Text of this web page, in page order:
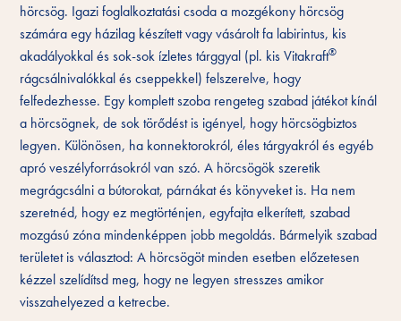
hörcsög. Igazi foglalkoztatási csoda a mozgékony hörcsög
számára egy házilag készített vagy vásárolt fa labirintus, kis
akadályokkal és sok-sok ízletes tárggyal (pl. kis Vitakraft®
rágcsálnivalókkal és cseppekkel) felszerelve, hogy
felfedezhesse. Egy komplett szoba rengeteg szabad játékot kínál
a hörcsögnek, de sok törődést is igényel, hogy hörcsögbiztos
legyen. Különösen, ha konnektorokról, éles tárgyakról és egyéb
apró veszélyforrásokról van szó. A hörcsögök szeretik
megrágcsálni a bútorokat, párnákat és könyveket is. Ha nem
szeretnéd, hogy ez megtörténjen, egyfajta elkerített, szabad
mozgású zóna mindenképpen jobb megoldás. Bármelyik szabad
területet is választod: A hörcsögöt minden esetben előzetesen
kézzel szelídítsd meg, hogy ne legyen stresszes amikor
visszahelyezed a ketrecbe.